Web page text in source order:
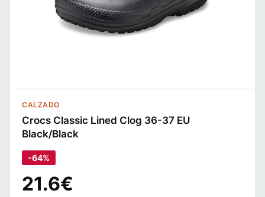
CALZADO
Crocs Classic Lined Clog 36-37 EU
Black/Black
-64%
21.6€